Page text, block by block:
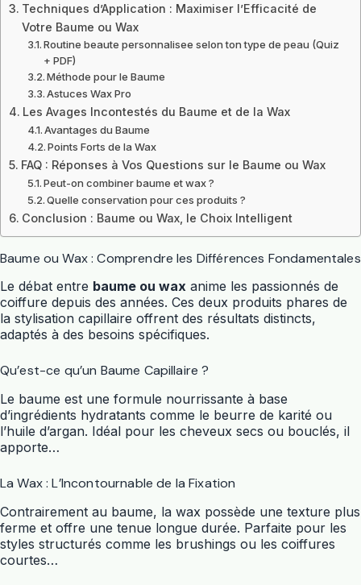
Techniques d’Application : Maximiser l’Efficacité de
Votre Baume ou Wax
Routine beaute personnalisee selon ton type de peau (Quiz
+ PDF)
Méthode pour le Baume
Astuces Wax Pro
Les Avages Incontestés du Baume et de la Wax
Avantages du Baume
Points Forts de la Wax
FAQ : Réponses à Vos Questions sur le Baume ou Wax
Peut-on combiner baume et wax ?
Quelle conservation pour ces produits ?
Conclusion : Baume ou Wax, le Choix Intelligent
Baume ou Wax : Comprendre les Différences Fondamentales
Le débat entre baume ou wax anime les passionnés de
coiffure depuis des années. Ces deux produits phares de
la stylisation capillaire offrent des résultats distincts,
adaptés à des besoins spécifiques.
Qu’est-ce qu’un Baume Capillaire ?
Le baume est une formule nourrissante à base
d’ingrédients hydratants comme le beurre de karité ou
l’huile d’argan. Idéal pour les cheveux secs ou bouclés, il
apporte…
La Wax : L’Incontournable de la Fixation
Contrairement au baume, la wax possède une texture plus
ferme et offre une tenue longue durée. Parfaite pour les
styles structurés comme les brushings ou les coiffures
courtes…